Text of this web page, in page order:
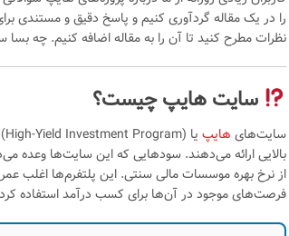
را در یک مقاله گردآوری کنیم و پاسخ دقیق و مستندی
نظرات مطرح کنید تا آن را به مقاله اضافه کنیم. چه بسا
سایت هایپ چیست؟
سایت‌های هایپ
از نرخ بهره‌ موسسات مالی سنتی. این پلتفرم‌ها اغلب
فرصت‌های موجود در آن‌ها برای کسب درآمد استفاده